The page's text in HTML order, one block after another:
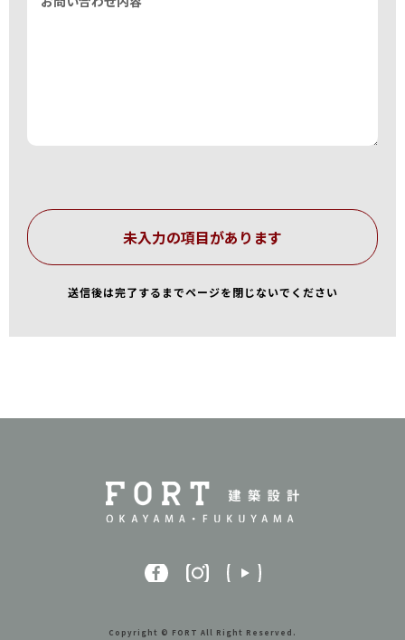
送信後は完了するまでページを閉じないでください
Copyright © FORT All Right Reserved.